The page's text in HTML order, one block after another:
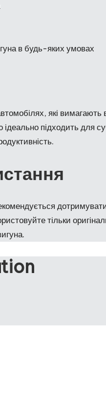
в будь-яких умовах
які вимагають
підходить для
тільки